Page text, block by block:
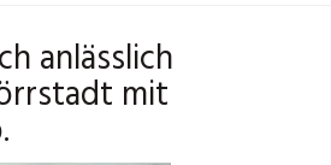
anlässlich
mit